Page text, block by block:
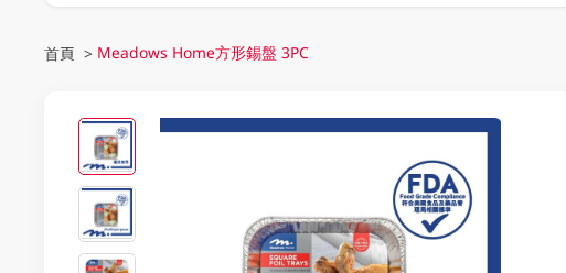
首頁 > Meadows Home方形錫盤 3PC